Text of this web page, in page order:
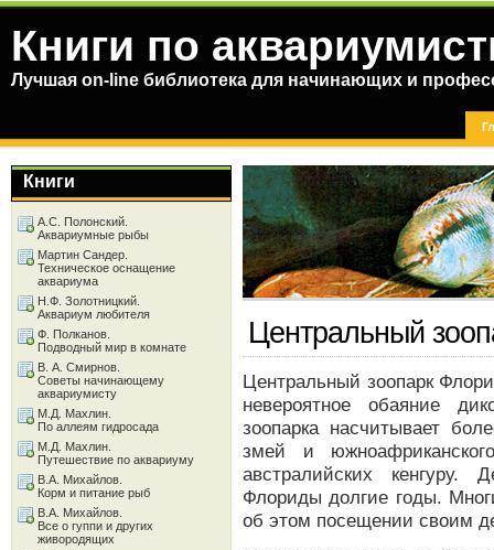
Книги по
Лучшая on-line библиотека для начинающих и
Центральный
Центральный зоопарк
невероятное обаяние
зоопарка насчитывает
змей и
австралийских кенгуру.
Флориды долгие годы.
об этом посещении своим
Книги
А.С. Полонский.
Аквариумные рыбы
Мартин Сандер.
Техническое оснащение
аквариума
Н.Ф. Золотницкий.
Аквариум любителя
Ф. Полканов.
Подводный мир в комнате
В. А. Смирнов.
Советы начинающему
аквариумисту
М.Д. Махлин.
По аллеям гидросада
М.Д. Махлин.
Путешествие по аквариуму
В.А. Михайлов.
Корм и питание рыб
В.А. Михайлов.
Все о гуппи и других
живородящих